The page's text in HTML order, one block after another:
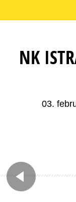
NK
03.